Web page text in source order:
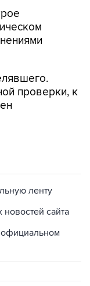
проверки, к
ленту
сайта
официальном